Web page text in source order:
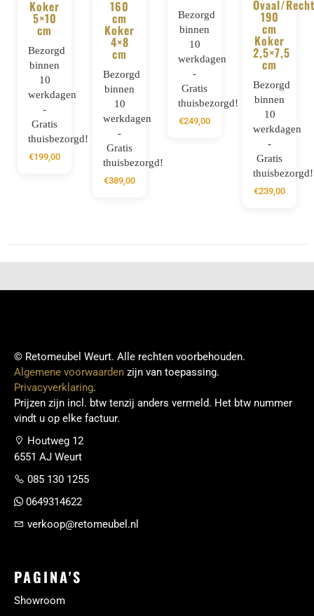
Koker
5×10
cm
Bezorgd
binnen
10
werkdagen
-
Gratis
thuisbezorgd!
€199,00
160
cm
Koker
4×8
cm
Bezorgd
binnen
10
werkdagen
-
Gratis
thuisbezorgd!
€389,00
Bezorgd
binnen
10
werkdagen
-
Gratis
thuisbezorgd!
€249,00
Ovaal/
190
cm
Koker
2,5×7,5
cm
Bezorgd
binnen
10
werkdagen
-
Gratis
thuisbezorgd!
€239,00
© Retomeubel Weurt. Alle rechten voorbehouden.
Algemene voorwaarden zijn van toepassing.
Privacyverklaring.
Prijzen zijn incl. btw tenzij anders vermeld. Het btw nummer
vindt u op elke factuur.
Houtweg 12
6551 AJ Weurt
085 130 1255
0649314622
verkoop@retomeubel.nl
PAGINA'S
Showroom